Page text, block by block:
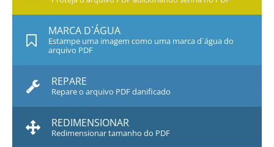
MARCA D`ÁGUA
Estampe uma imagem como uma marca d`água do
arquivo PDF
REPARE
Repare o arquivo PDF danificado
REDIMENSIONAR
Redimensionar tamanho do PDF